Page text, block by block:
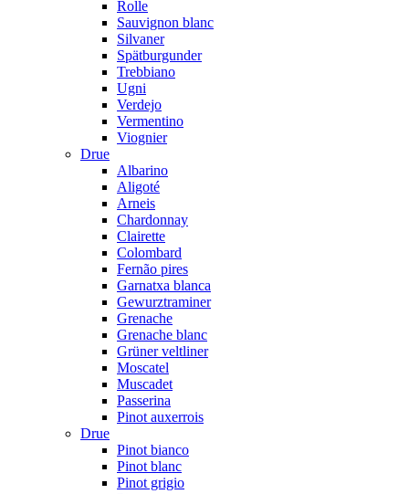
Rolle
Sauvignon blanc
Silvaner
Spätburgunder
Trebbiano
Ugni
Verdejo
Vermentino
Viognier
Drue
Albarino
Aligoté
Arneis
Chardonnay
Clairette
Colombard
Fernão pires
Garnatxa blanca
Gewurztraminer
Grenache
Grenache blanc
Grüner veltliner
Moscatel
Muscadet
Passerina
Pinot auxerrois
Drue
Pinot bianco
Pinot blanc
Pinot grigio